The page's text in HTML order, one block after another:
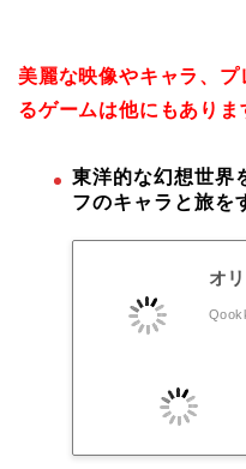
美麗な映像やキャラ、
るゲームは他にもありま
東洋的な幻想世界
フのキャラと旅を
オ